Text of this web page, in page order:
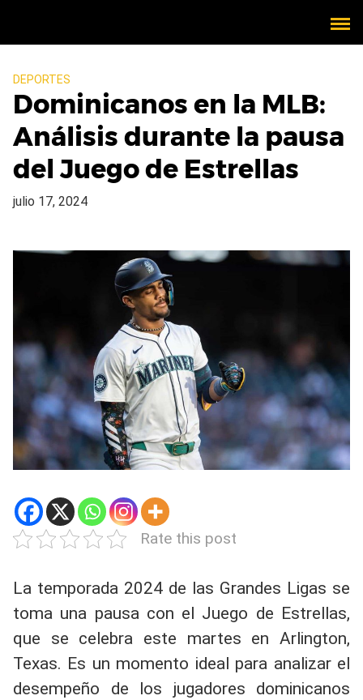
DEPORTES
Dominicanos en la MLB:
Análisis durante la pausa
del Juego de Estrellas
julio 17, 2024
Rate this post
La temporada 2024 de las Grandes Ligas se
toma una pausa con el Juego de Estrellas,
que se celebra este martes en Arlington,
Texas. Es un momento ideal para analizar el
desempeño de los jugadores dominicanos